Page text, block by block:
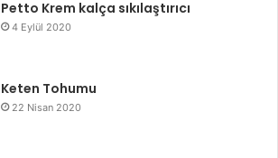
Petto Krem kalça sıkılaştırıcı
4 Eylül 2020
Keten Tohumu
22 Nisan 2020